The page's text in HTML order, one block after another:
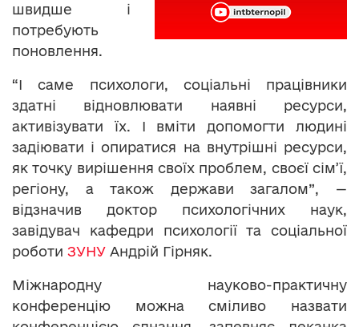
швидше і
потребують
поновлення.
“І саме психологи, соціальні працівники
здатні відновлювати наявні ресурси,
активізувати їх. І вміти допомогти людині
задіювати і опиратися на внутрішні ресурси,
як точку вирішення своїх проблем, своєї сім’ї,
регіону, а також держави загалом”, —
відзначив доктор психологічних наук,
завідувач кафедри психології та соціальної
роботи ЗУНУ Андрій Гірняк.
Міжнародну науково-практичну
конференцію можна сміливо назвати